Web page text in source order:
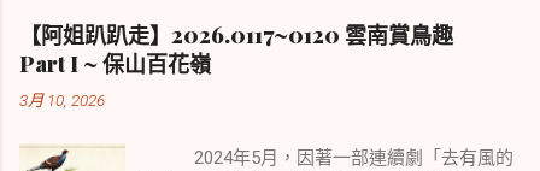
【阿姐趴趴走】2026.0117~0120 雲南賞鳥趣
Part I ~ 保山百花嶺
3月 10, 2026
2024年5月，因著一部連續劇「去有風的